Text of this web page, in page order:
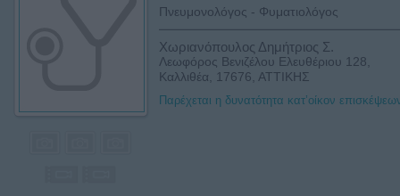
Πνευμονολόγος - Φυματιολόγος
Χωριανόπουλος Δημήτριος Σ.
Λεωφόρος Βενιζέλου Ελευθέριου 128,
Καλλιθέα, 17676, ΑΤΤΙΚΗΣ
Παρέχεται η δυνατότητα κατ’οίκον